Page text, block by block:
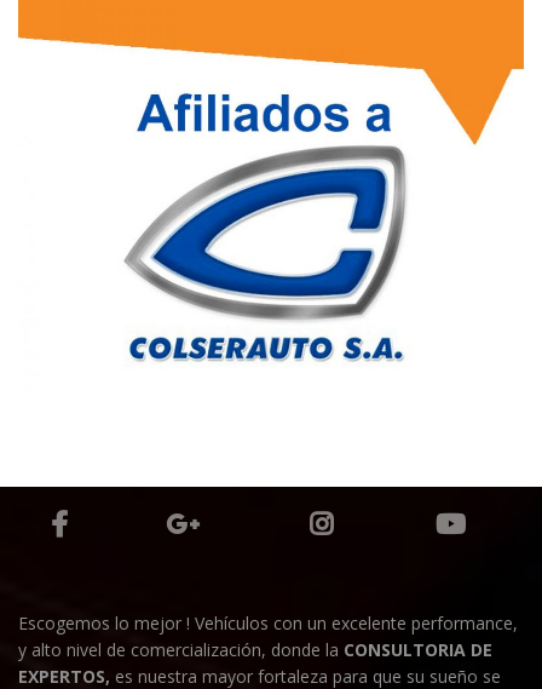
Escogemos lo mejor ! Vehículos con un excelente performance,
y alto nivel de comercialización, donde la CONSULTORIA DE
EXPERTOS, es nuestra mayor fortaleza para que su sueño se